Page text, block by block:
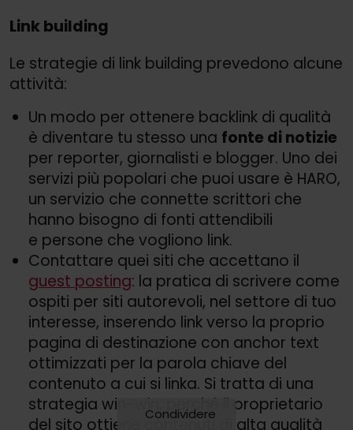
Link building
Le strategie di link building prevedono alcune
attività:
Un modo per ottenere backlink di qualità
è diventare tu stesso una fonte di notizie
per reporter, giornalisti e blogger. Uno dei
servizi più popolari che puoi usare è HARO,
un servizio che connette scrittori che
hanno bisogno di fonti attendibili
e persone che vogliono link.
Contattare quei siti che accettano il
guest posting: la pratica di scrivere come
ospiti per siti autorevoli, nel settore di tuo
interesse, inserendo link verso la proprio
pagina di destinazione con anchor text
ottimizzati per la parola chiave del
contenuto a cui si linka. Si tratta di una
strategia win-win, perché il proprietario
del sito ottiene contenuti di alta qualità
Condividere